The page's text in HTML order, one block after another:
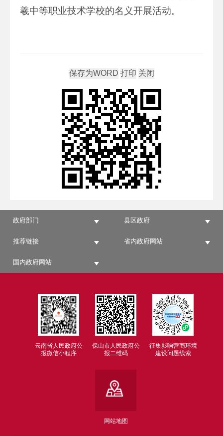
羲中等职业技术学校的名义开展活动。
政府部门 县区政府
推荐链接 省内政府网站
国内政府网站
云南省人民政府公
报微信小程序
保山市人民政府公
报二维码
征集影响营商环境
建设问题线索
网站地图